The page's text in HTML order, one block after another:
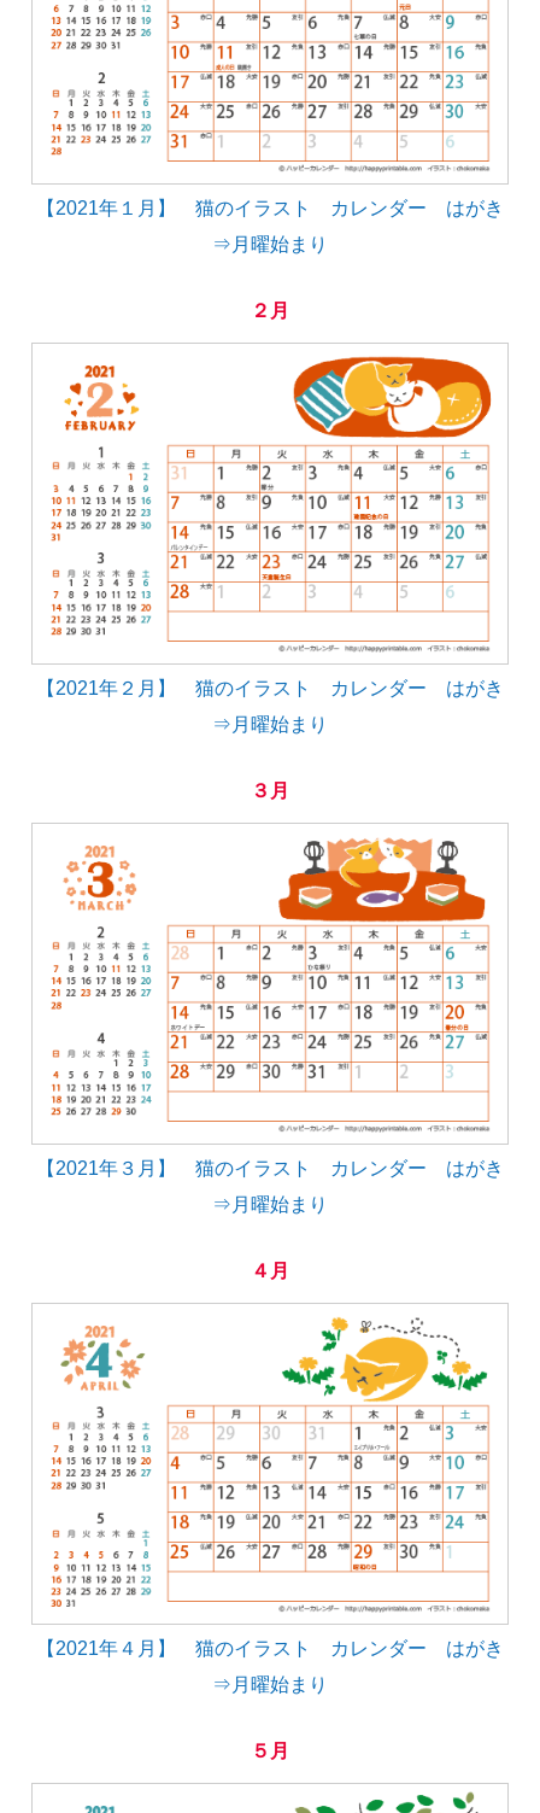
【2021年１月】 猫のイラスト カレンダー はがき
⇒月曜始まり
２月
【2021年２月】 猫のイラスト カレンダー はがき
⇒月曜始まり
３月
【2021年３月】 猫のイラスト カレンダー はがき
⇒月曜始まり
４月
【2021年４月】 猫のイラスト カレンダー はがき
⇒月曜始まり
５月